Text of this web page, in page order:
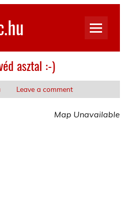
asztal :-)
Leave a comment
Map Unavailable